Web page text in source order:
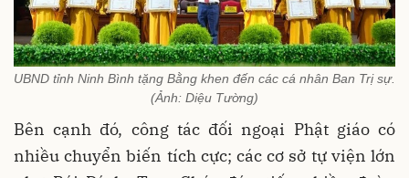
UBND tỉnh Ninh Bình tặng Bằng khen đến các cá nhân Ban Trị sự.
(Ảnh: Diệu Tường)
Bên cạnh đó, công tác đối ngoại Phật giáo có
nhiều chuyển biến tích cực; các cơ sở tự viện lớn